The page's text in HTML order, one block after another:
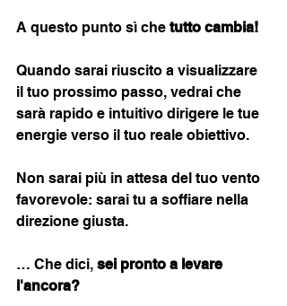
A questo punto sì che tutto cambia!
Quando sarai riuscito a visualizzare
il tuo prossimo passo, vedrai che
sarà rapido e intuitivo dirigere le tue
energie verso il tuo reale obiettivo.
Non sarai più in attesa del tuo vento
favorevole: sarai tu a soffiare nella
direzione giusta.
… Che dici, sei pronto a levare
l'ancora?